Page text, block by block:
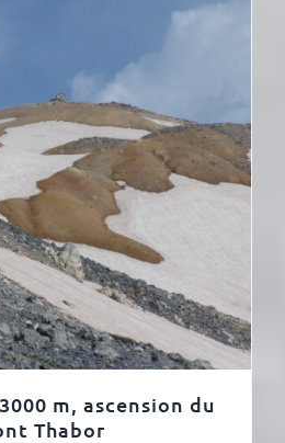
m, ascension du
Thabor